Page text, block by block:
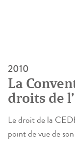
2010
La
droits de
d’ailleurs.
« dedans
Le droit de la
point de vue de